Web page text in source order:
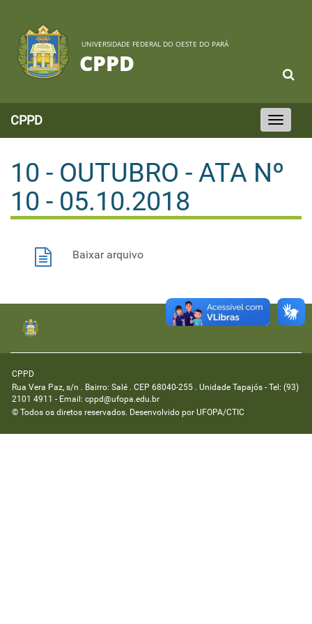
UNIVERSIDADE FEDERAL DO OESTE DO PARÁ
CPPD
Toggle
navigation
CPPD
10 - OUTUBRO - ATA Nº
10 - 05.10.2018
Baixar arquivo
CPPD
Rua Vera Paz, s/n . Bairro: Salé . CEP 68040-255 . Unidade Tapajós - Tel: (93)
2101 4911 - Email: cppd@ufopa.edu.br
© Todos os diretos reservados. Desenvolvido por UFOPA/CTIC